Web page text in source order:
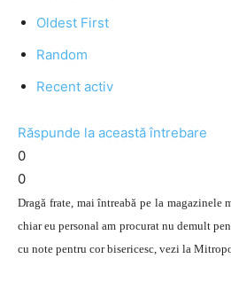
Oldest First
Random
Recent activ
Răspunde la această întrebare
0
0
Dragă frate, mai întreabă pe la magazinele
chiar eu personal am procurat nu demult
cu note pentru cor bisericesc, vezi la